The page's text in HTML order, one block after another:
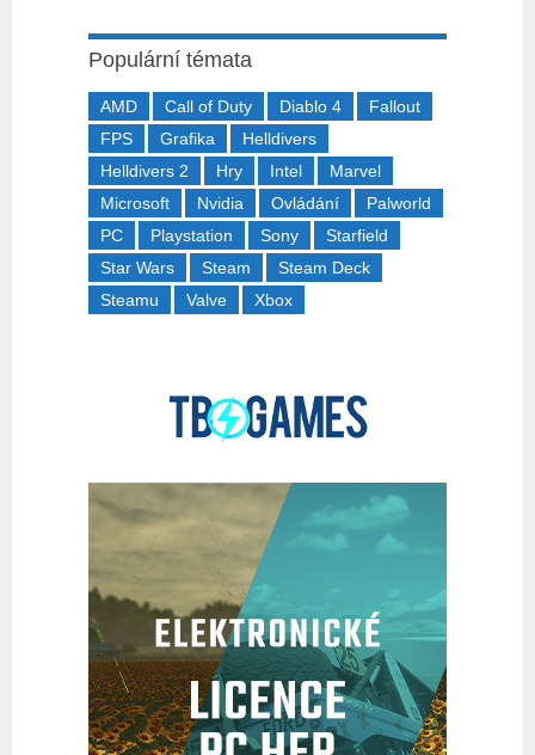
Populární témata
AMD Call of Duty Diablo 4
Fallout
FPS
Grafika
Helldivers
Helldivers 2
Hry Intel
Marvel
Microsoft
Nvidia Ovládání
Palworld
PC
Playstation Sony
Starfield
Star Wars
Steam
Steam Deck
Steamu
Valve Xbox